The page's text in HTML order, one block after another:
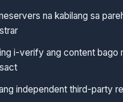
na kabilang sa
i-verify ang content bago
independent third-party